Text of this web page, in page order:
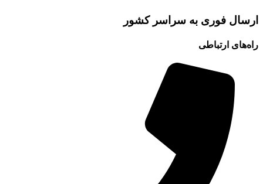
ارسال فوری به سراسر کشور
راه‌های ارتباطی